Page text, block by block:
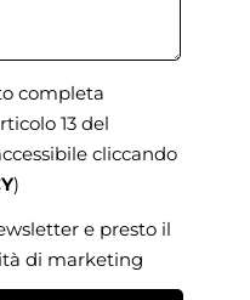
completa
13 del
cliccando
)
e presto il
di marketing